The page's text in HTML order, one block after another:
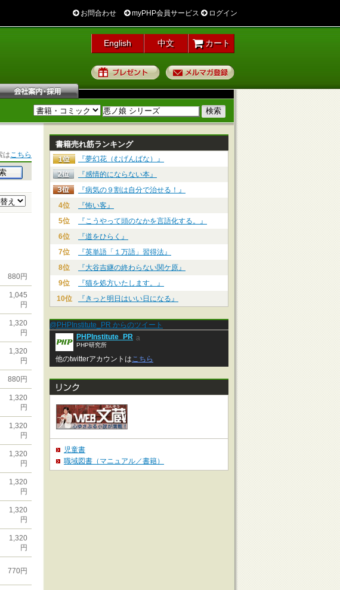
お問合わせ myPHP会員サービス ログイン
English 中文 カート
プレゼント
はこちら
880円
1,045
円
1,320
円
1,320
円
880円
1,320
円
1,320
円
1,320
円
1,320
円
1,320
円
1,320
円
770円
書籍売れ筋ランキング
『夢幻花（むげんばな）』
『感情的にならない本』
『病気の９割は自分で治せる！』
4位
『怖い客』
5位
『こうやって頭のなかを言語化する。』
6位
『道をひらく』
7位
『英単語「１万語」習得法』
8位
『大谷吉継の終わらない関ケ原』
9位
『猫を処方いたします。』
10位
『きっと明日はいい日になる』
@PHPInstitute_PR からのツイート
PHPInstitute_PR
PHP研究所
a
他のtwitterアカウントはこちら
児童書
職域図書（マニュアル／書籍）